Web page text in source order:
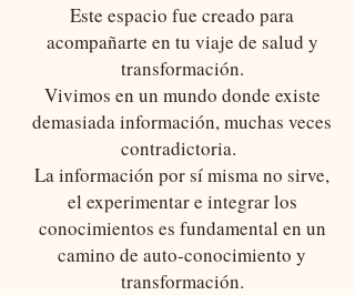
Este espacio fue creado para
acompañarte en tu viaje de salud y
transformación.
Vivimos en un mundo donde existe
demasiada información, muchas veces
contradictoria.
La información por sí misma no sirve,
el experimentar e integrar los
conocimientos es fundamental en un
camino de auto-conocimiento y
transformación.